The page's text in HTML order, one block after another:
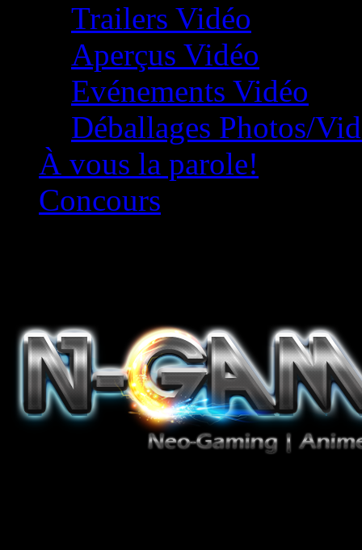
Trailers Vidéo
Aperçus Vidéo
Evénements Vidéo
Déballages Photos/
À vous la parole!
Concours